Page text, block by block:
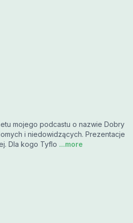
mojego podcastu o nazwie Dobry
i niedowidzących. Prezentacje
Dla kogo Tyflo ...more